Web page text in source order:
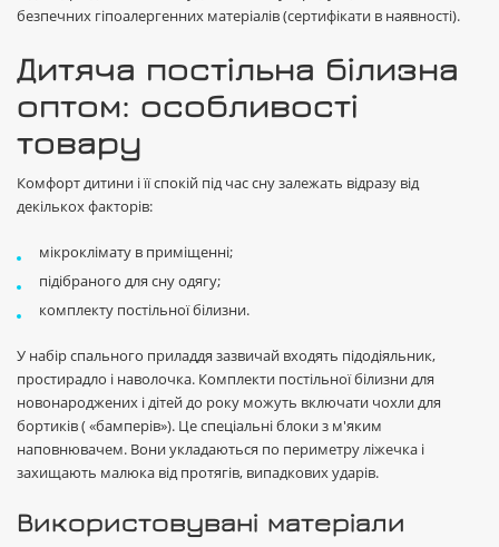
безпечних гіпоалергенних матеріалів (сертифікати в наявності).
Дитяча постільна білизна
оптом: особливості
товару
Комфорт дитини і її спокій під час сну залежать відразу від
декількох факторів:
мікроклімату в приміщенні;
підібраного для сну одягу;
комплекту постільної білизни.
У набір спального приладдя зазвичай входять підодіяльник,
простирадло і наволочка. Комплекти постільної білизни для
новонароджених і дітей до року можуть включати чохли для
бортиків ( «бамперів»). Це спеціальні блоки з м'яким
наповнювачем. Вони укладаються по периметру ліжечка і
захищають малюка від протягів, випадкових ударів.
Використовувані матеріали